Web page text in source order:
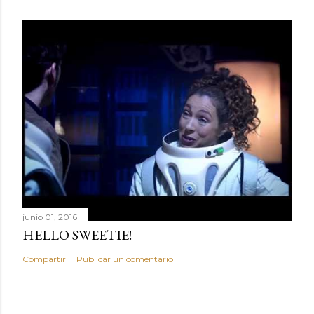
r
o
junio 01, 2016
HELLO SWEETIE!
Compartir Publicar un comentario